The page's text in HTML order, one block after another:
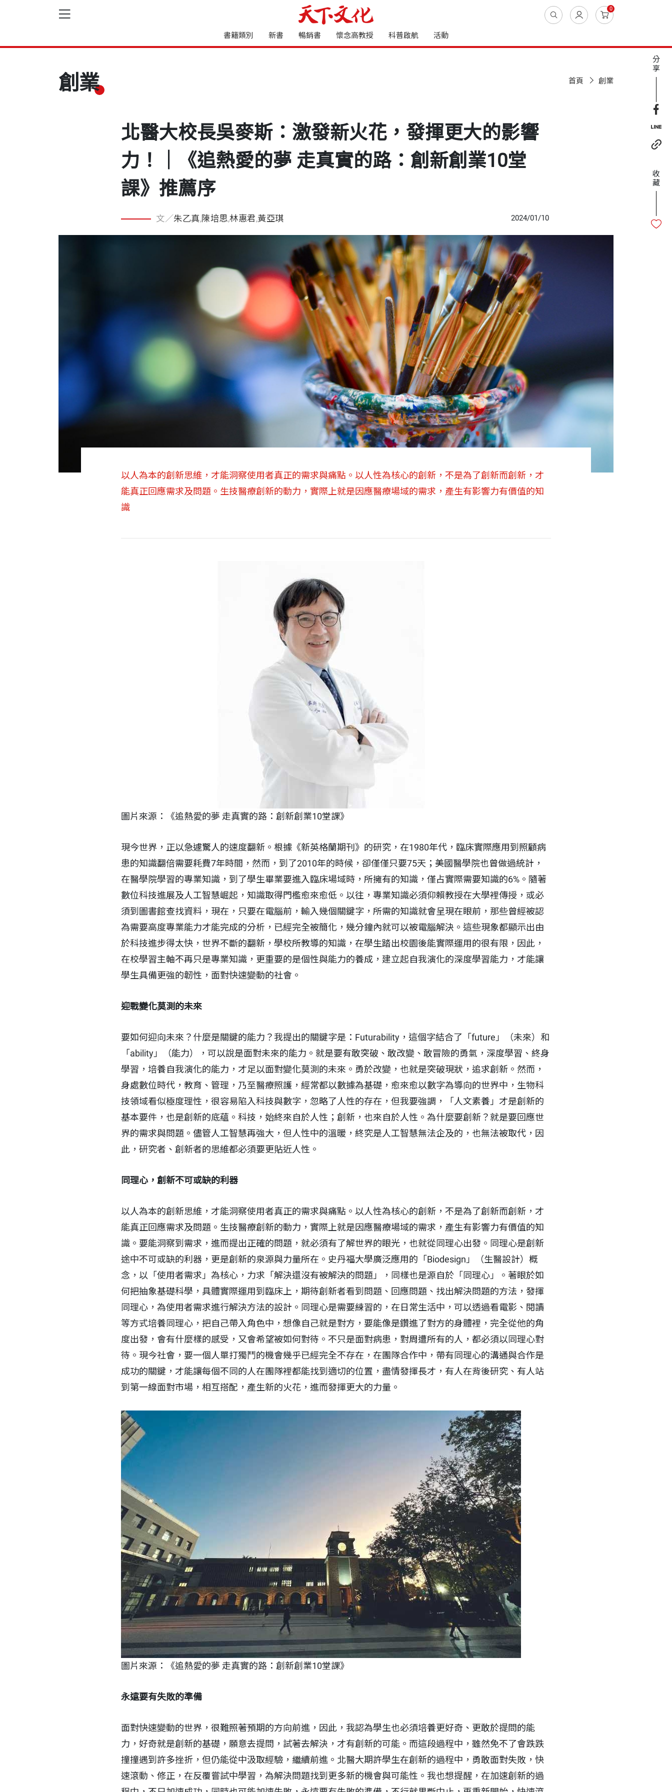
0
書籍類別 新書 暢銷書 懷念高教授 科普啟航 活動
創業 首頁 創業
北醫大校長吳麥斯：激發新火花，發揮更大的影響
力！｜《追熱愛的夢 走真實的路：創新創業10堂
課》推薦序
文／朱乙真,陳培思,林惠君,黃亞琪 2024/01/10
以人為本的創新思維，才能洞察使用者真正的需求與痛點。以人性為核心的創新，不是為了創新而創新，才
能真正回應需求及問題。生技醫療創新的動力，實際上就是因應醫療場域的需求，產生有影響力有價值的知
識
圖片來源：《追熱愛的夢 走真實的路：創新創業10堂課》
現今世界，正以急遽驚人的速度翻新。根據《新英格蘭期刊》的研究，在1980年代，臨床實際應用到照顧病
患的知識翻倍需要耗費7年時間，然而，到了2010年的時候，卻僅僅只要75天；美國醫學院也曾做過統計，
在醫學院學習的專業知識，到了學生畢業要進入臨床場域時，所擁有的知識，僅占實際需要知識的6%。隨著
數位科技進展及人工智慧崛起，知識取得門檻愈來愈低。以往，專業知識必須仰賴教授在大學裡傳授，或必
須到圖書館查找資料，現在，只要在電腦前，輸入幾個關鍵字，所需的知識就會呈現在眼前，那些曾經被認
為需要高度專業能力才能完成的分析，已經完全被簡化，幾分鐘內就可以被電腦解決。這些現象都顯示出由
於科技進步得太快，世界不斷的翻新，學校所教導的知識，在學生踏出校園後能實際運用的很有限，因此，
在校學習主軸不再只是專業知識，更重要的是個性與能力的養成，建立起自我演化的深度學習能力，才能讓
學生具備更強的韌性，面對快速變動的社會。
迎戰變化莫測的未來
要如何迎向未來？什麼是關鍵的能力？我提出的關鍵字是：Futurability，這個字結合了「future」（未來）和
「ability」（能力），可以說是面對未來的能力。就是要有敢突破、敢改變、敢冒險的勇氣，深度學習、終身
學習，培養自我演化的能力，才足以面對變化莫測的未來。勇於改變，也就是突破現狀，追求創新。然而，
身處數位時代，教育、管理，乃至醫療照護，經常都以數據為基礎，愈來愈以數字為導向的世界中，生物科
技領域看似極度理性，很容易陷入科技與數字，忽略了人性的存在，但我要強調，「人文素養」才是創新的
基本要件，也是創新的底蘊。科技，始終來自於人性；創新，也來自於人性。為什麼要創新？就是要回應世
界的需求與問題。儘管人工智慧再強大，但人性中的溫暖，終究是人工智慧無法企及的，也無法被取代，因
此，研究者、創新者的思維都必須要更貼近人性。
同理心，創新不可或缺的利器
以人為本的創新思維，才能洞察使用者真正的需求與痛點。以人性為核心的創新，不是為了創新而創新，才
能真正回應需求及問題。生技醫療創新的動力，實際上就是因應醫療場域的需求，產生有影響力有價值的知
識。要能洞察到需求，進而提出正確的問題，就必須有了解世界的眼光，也就從同理心出發。同理心是創新
途中不可或缺的利器，更是創新的泉源與力量所在。史丹福大學廣泛應用的「Biodesign」（生醫設計）概
念，以「使用者需求」為核心，力求「解決還沒有被解決的問題」，同樣也是源自於「同理心」。著眼於如
何把抽象基礎科學，具體實際運用到臨床上，期待創新者看到問題、回應問題、找出解決問題的方法，發揮
同理心，為使用者需求進行解決方法的設計。同理心是需要練習的，在日常生活中，可以透過看電影、閱讀
等方式培養同理心，把自己帶入角色中，想像自己就是對方，要能像是鑽進了對方的身體裡，完全從他的角
度出發，會有什麼樣的感受，又會希望被如何對待。不只是面對病患，對周遭所有的人，都必須以同理心對
待。現今社會，要一個人單打獨鬥的機會幾乎已經完全不存在，在團隊合作中，帶有同理心的溝通與合作是
成功的關鍵，才能讓每個不同的人在團隊裡都能找到適切的位置，盡情發揮長才，有人在背後研究、有人站
到第一線面對市場，相互搭配，產生新的火花，進而發揮更大的力量。
圖片來源：《追熱愛的夢 走真實的路：創新創業10堂課》
永遠要有失敗的準備
面對快速變動的世界，很難照著預期的方向前進，因此，我認為學生也必須培養更好奇、更敢於提問的能
力，好奇就是創新的基礎，願意去提問，試著去解決，才有創新的可能。而這段過程中，雖然免不了會跌跌
撞撞遇到許多挫折，但仍能從中汲取經驗，繼續前進。北醫大期許學生在創新的過程中，勇敢面對失敗，快
速滾動、修正，在反覆嘗試中學習，為解決問題找到更多新的機會與可能性。我也想提醒，在加速創新的過
分
享
收
藏